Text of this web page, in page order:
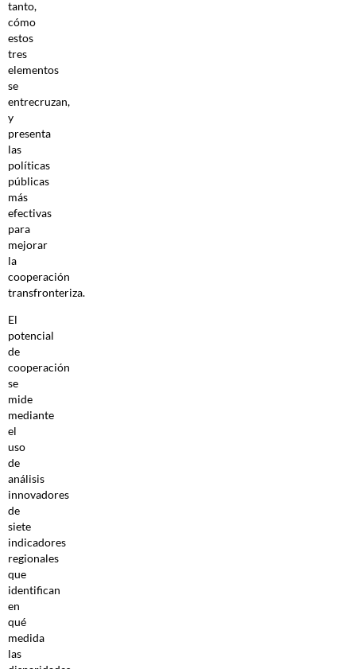
tanto,
cómo
estos
tres
elementos
se
entrecruzan,
y
presenta
las
políticas
públicas
más
efectivas
para
mejorar
la
cooperación
transfronteriza.
El
potencial
de
cooperación
se
mide
mediante
el
uso
de
análisis
innovadores
de
siete
indicadores
regionales
que
identifican
en
qué
medida
las